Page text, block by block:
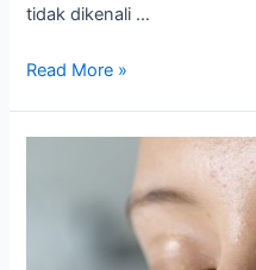
tidak dikenali …
Read More »